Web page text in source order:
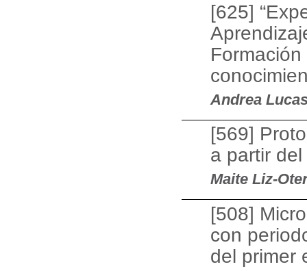
[625]
Andrea
[569]
a partir
Maite Liz-
[508]
con
del primer